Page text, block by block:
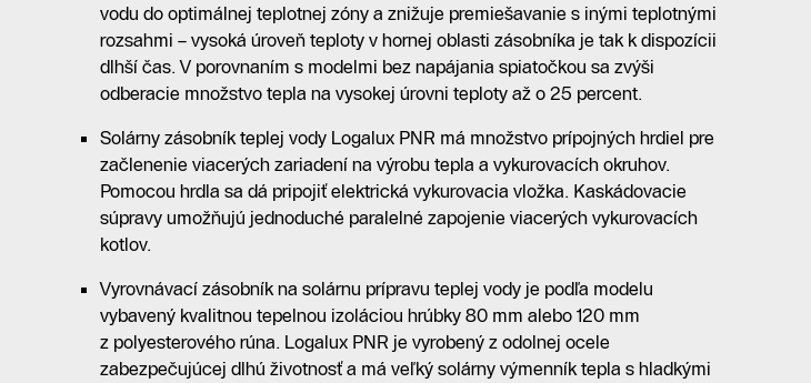
vodu do optimálnej teplotnej zóny a znižuje premiešavanie s inými teplotnými
rozsahmi – vysoká úroveň teploty v hornej oblasti zásobníka je tak k dispozícii
dlhší čas. V porovnaním s modelmi bez napájania spiatočkou sa zvýši
odberacie množstvo tepla na vysokej úrovni teploty až o 25 percent.
Solárny zásobník teplej vody Logalux PNR má množstvo prípojných hrdiel pre
začlenenie viacerých zariadení na výrobu tepla a vykurovacích okruhov.
Pomocou hrdla sa dá pripojiť elektrická vykurovacia vložka. Kaskádovacie
súpravy umožňujú jednoduché paralelné zapojenie viacerých vykurovacích
kotlov.
Vyrovnávací zásobník na solárnu prípravu teplej vody je podľa modelu
vybavený kvalitnou tepelnou izoláciou hrúbky 80 mm alebo 120 mm
z polyesterového rúna. Logalux PNR je vyrobený z odolnej ocele
zabezpečujúcej dlhú životnosť a má veľký solárny výmenník tepla s hladkými